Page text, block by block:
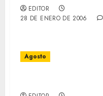
EDITOR
28 DE ENERO DE 2006
Agosto